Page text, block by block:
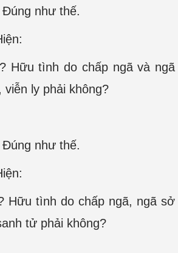
như thế.
Hữu tình do chấp ngã và ngã
ly phải không?
như thế.
Hữu tình do chấp ngã, ngã sở
tử phải không?